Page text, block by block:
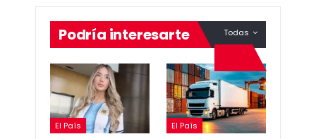
Todas
Podría interesarte
El País El País